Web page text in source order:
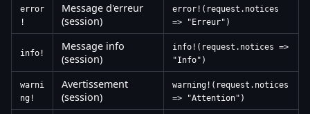
error
!
Message d'erreur
(session)
error!(request.notices
=> "Erreur")
info!
Message info
(session)
info!(request.notices =>
"Info")
warni
ng!
Avertissement
(session)
warning!(request.notices
=> "Attention")